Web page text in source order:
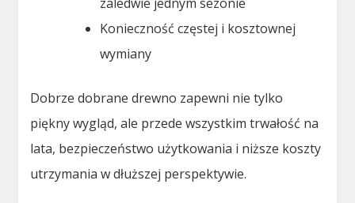
Konieczność częstej i kosztownej
wymiany
Dobrze dobrane drewno zapewni nie tylko
piękny wygląd, ale przede wszystkim trwałość na
lata, bezpieczeństwo użytkowania i niższe koszty
utrzymania w dłuższej perspektywie.